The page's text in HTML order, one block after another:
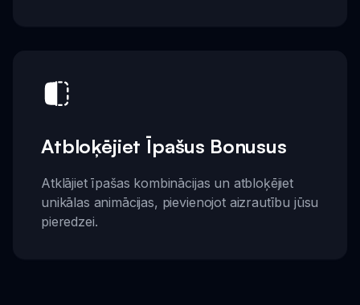
Atbloķējiet Īpašus Bonusus
Atklājiet īpašas kombinācijas un atbloķējiet
unikālas animācijas, pievienojot aizrautību jūsu
pieredzei.